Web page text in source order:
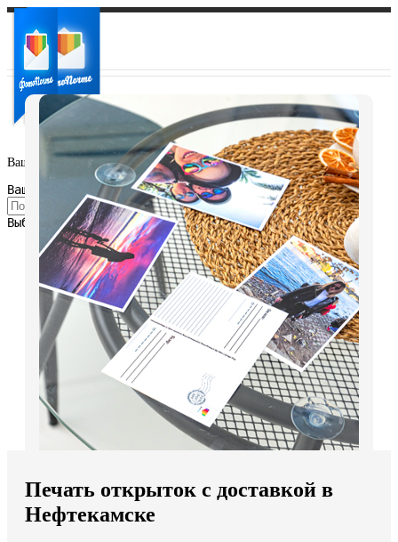
Ваш город:
Ваш регион доставки
Выберите из списка:
Мы доставляем по всему миру
Продолжить без города
Печать открыток с доставкой в
Нефтекамске